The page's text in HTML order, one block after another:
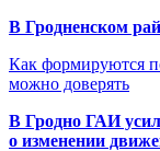
В Гродненском
Как формируются
можно доверять
В Гродно ГАИ
о изменении